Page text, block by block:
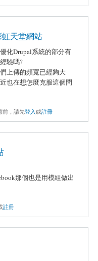
虹天堂網站
化Drupal系統的部分有
驗嗎?
上傳的頻寬已經夠大
也在想怎麼克服這個問
前，請先登入或註冊
那個也是用模組做出
註冊